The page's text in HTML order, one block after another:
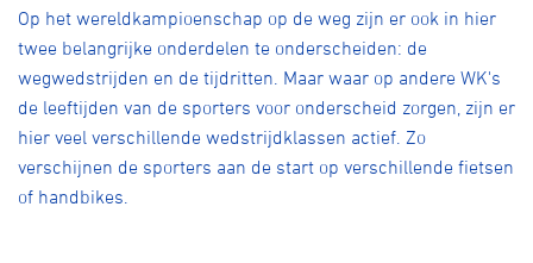
Op het wereldkampioenschap op de weg zijn er ook in hier
twee belangrijke onderdelen te onderscheiden: de
wegwedstrijden en de tijdritten. Maar waar op andere WK's
de leeftijden van de sporters voor onderscheid zorgen, zijn er
hier veel verschillende wedstrijdklassen actief. Zo
verschijnen de sporters aan de start op verschillende fietsen
of handbikes.